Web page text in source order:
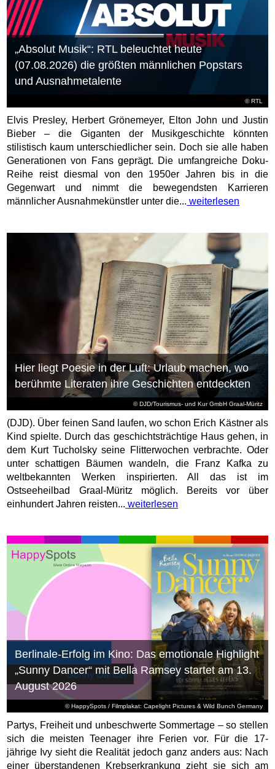
©RTL
„Absolut Musik“: RTL beleuchtet heute
(07.08.2026) die größten männlichen Popstars
und Ausnahmetalente
Elvis Presley, Herbert Grönemeyer, Elton John und Justin
Bieber – die Giganten der Musikgeschichte könnten
stilistisch kaum unterschiedlicher sein. Doch sie alle haben
Generationen von Fans geprägt. Die umfangreiche Doku-
Reihe reist diesmal von den 1950er Jahren bis in die
Gegenwart und nimmt die bewegendsten Karrieren
männlicher Ausnahmekünstler unter die... weiterlesen
© DJD/Tourismus- und Kur GmbH Graal-Müritz
Hier liegt Poesie in der Luft: Urlaub machen, wo
berühmte Literaten ihre Geschichten entdeckten
(DJD). Über feinen Sand laufen, wo schon Erich Kästner als
Kind spielte. Durch das geschichtsträchtige Haus gehen, in
dem Kurt Tucholsky seine Flitterwochen verbrachte. Oder
unter schattigen Bäumen wandeln, die Franz Kafka zu
weltbekannten Werken inspirierten. All das ist im
Ostseeheilbad Graal-Müritz möglich. Bereits vor über
einhundert Jahren reisten... weiterlesen
© HappySpots / Filmplakat: Capelight Pictures & Wild Bunch Germany
Berlinale-Erfolg im Kino: Das emotionale Highlight
„Sunny Dancer“ mit Bella Ramsey startet am 13.
August 2026
Partys, Freiheit und unbeschwerte Sommertage – so stellen
sich die meisten Teenager ihre Ferien vor. Für die 17-
jährige Ivy sieht die Realität jedoch ganz anders aus: Nach
einer überstandenen Krebserkrankung zieht sie sich am